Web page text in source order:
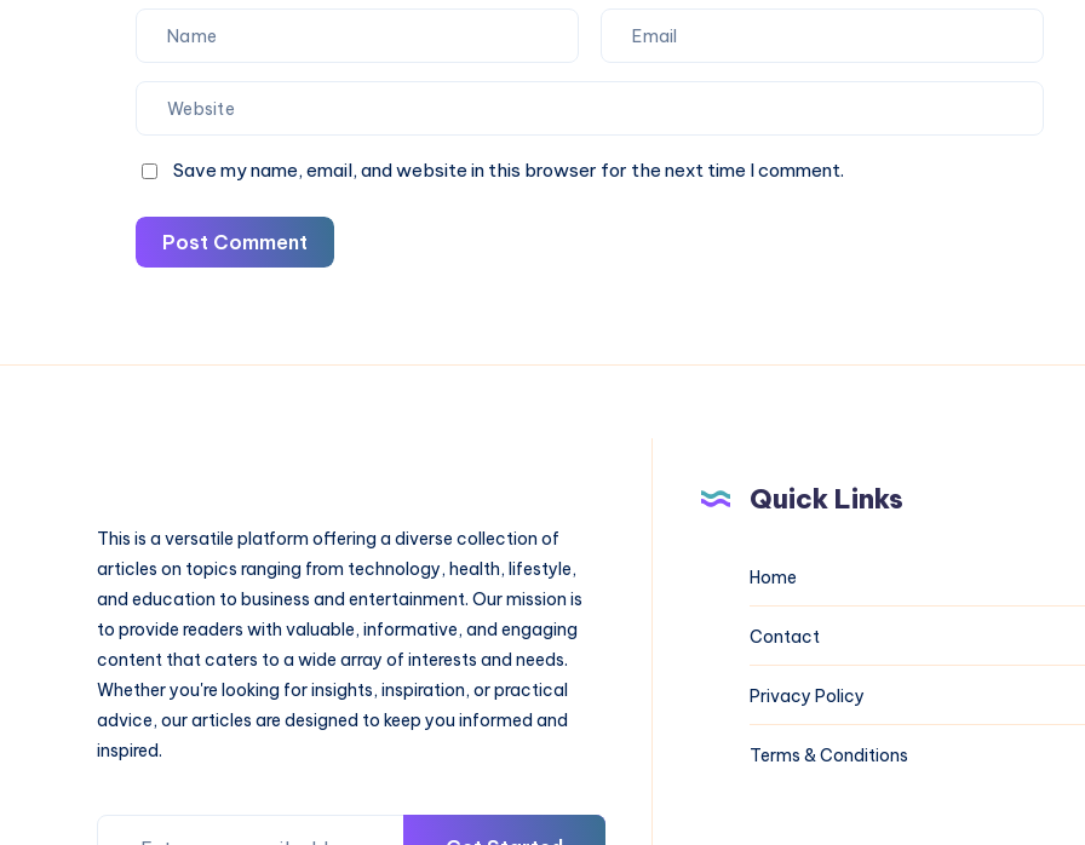
Save my name, email, and website in this browser for the next time I comment.
Post Comment
This is a versatile platform offering a diverse collection of
articles on topics ranging from technology, health, lifestyle,
and education to business and entertainment. Our mission is
to provide readers with valuable, informative, and engaging
content that caters to a wide array of interests and needs.
Whether you're looking for insights, inspiration, or practical
advice, our articles are designed to keep you informed and
inspired.
Quick Links
Home
Contact
Privacy Policy
Terms & Conditions